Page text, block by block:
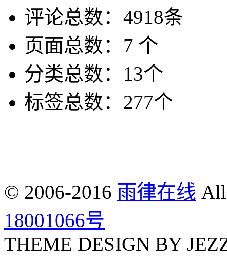
评论总数：4918条
页面总数：7 个
分类总数：13个
标签总数：277个
© 2006-2016 雨律在线 All
18001066号
THEME DESIGN BY